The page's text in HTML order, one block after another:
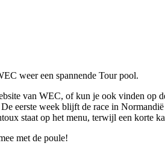
weer een spannende Tour pool.
van WEC, of kun je ook vinden op
eerste week blijft de race in
staat op het menu, terwijl een korte
met de poule!